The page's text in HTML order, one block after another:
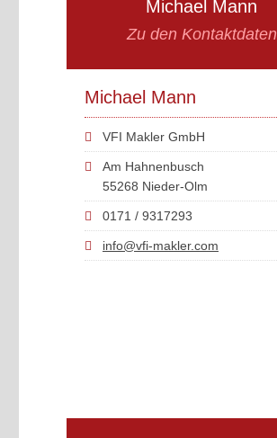
Michael Mann
Zu den Kontaktdaten
Michael Mann
VFI Makler GmbH
Am Hahnenbusch
55268 Nieder-Olm
0171 / 9317293
info@vfi-makler.com